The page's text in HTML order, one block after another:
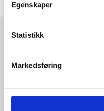
Egenskaper
Statistikk
Markedsføring
Kundeklubb